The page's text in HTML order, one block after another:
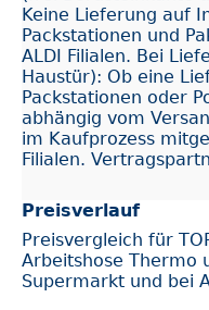
Keine Lieferung auf
Packstationen und
ALDI Filialen. Bei
Haustür): Ob eine
Packstationen oder
abhängig vom
im Kaufprozess
Filialen.
Preisverlauf
Preisvergleich für
Arbeitshose Thermo
Supermarkt und bei